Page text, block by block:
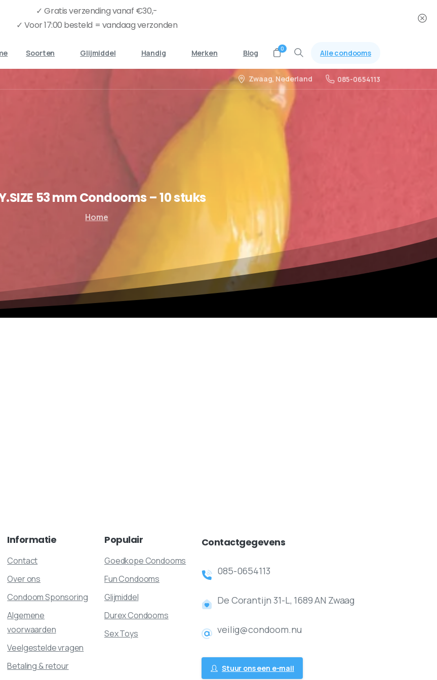
✓ Gratis verzending vanaf €30,-
✓ Voor 17:00 besteld = vandaag verzonden
Soorten Glijmiddel Handig Merken Blog 0 Alle condooms
Zwaag, Nederland 085-0654113
53mmCondooms –10stuks
Home
Informatie
Contact
Over ons
Condoom Sponsoring
Algemene
voorwaarden
Veelgestelde vragen
Betaling & retour
Populair
Goedkope Condooms
Fun Condooms
Glijmiddel
Durex Condooms
Sex Toys
Contactgegevens
085-0654113
De Corantijn 31-L, 1689 AN Zwaag
veilig@condoom.nu
Stuur ons een e-mail